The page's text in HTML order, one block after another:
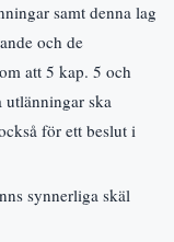
samt denna lag
och de
att 5 kap. 5 och
utlänningar ska
för ett beslut i
synnerliga skäl